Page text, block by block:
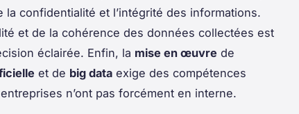
confidentialité et l’intégrité des informations.
et de la cohérence des données collectées est
éclairée. Enfin, la mise en œuvre de
et de big data exige des compétences
n’ont pas forcément en interne.